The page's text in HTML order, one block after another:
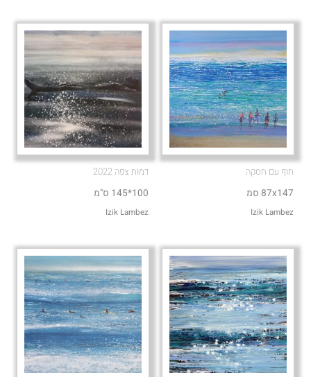
p
e
חוף עם חסקה
87x147 סמ
Izik Lambez
דמות צפה 2022
100*145 ס"מ
Izik Lambez